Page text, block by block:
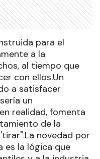
para el
a la
al tiempo que
con ellos.Un
a satisfacer
un
realidad, fomenta
de la
novedad por
es la lógica que